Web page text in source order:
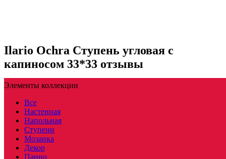
Ilario Ochra Ступень угловая с
капиносом 33*33 отзывы
Элементы коллекции
Все
Настенная
Напольная
Ступени
Мозаика
Декор
Панно